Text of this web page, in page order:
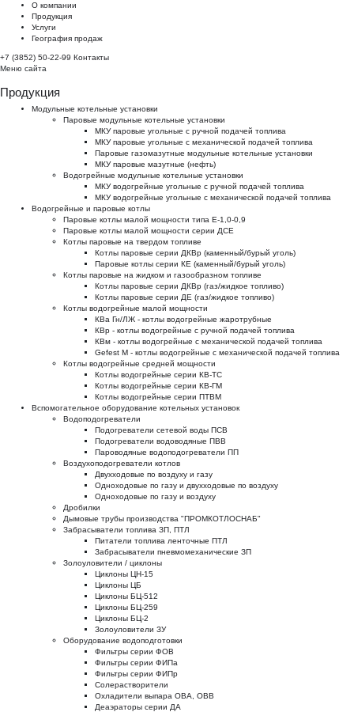
О компании
Продукция
Услуги
География продаж
+7 (3852) 50-22-99 Контакты
Меню сайта
Продукция
Модульные котельные установки
Паровые модульные котельные установки
МКУ паровые угольные с ручной подачей топлива
МКУ паровые угольные с механической подачей топлива
Паровые газомазутные модульные котельные установки
МКУ паровые мазутные (нефть)
Водогрейные модульные котельные установки
МКУ водогрейные угольные с ручной подачей топлива
МКУ водогрейные угольные с механической подачей топлива
Водогрейные и паровые котлы
Паровые котлы малой мощности типа Е-1,0-0,9
Паровые котлы малой мощности серии ДСЕ
Котлы паровые на твердом топливе
Котлы паровые серии ДКВр (каменный/бурый уголь)
Паровые котлы серии КЕ (каменный/бурый уголь)
Котлы паровые на жидком и газообразном топливе
Котлы паровые серии ДКВр (газ/жидкое топливо)
Котлы паровые серии ДЕ (газ/жидкое топливо)
Котлы водогрейные малой мощности
КВа Гн/ЛЖ - котлы водогрейные жаротрубные
КВр - котлы водогрейные с ручной подачей топлива
КВм - котлы водогрейные с механической подачей топлива
Gefest M - котлы водогрейные с механической подачей топлива
Котлы водогрейные средней мощности
Котлы водогрейные серии КВ-ТС
Котлы водогрейные серии КВ-ГМ
Котлы водогрейные серии ПТВМ
Вспомогательное оборудование котельных установок
Водоподогреватели
Подогреватели сетевой воды ПСВ
Подогреватели водоводяные ПВВ
Пароводяные водоподогреватели ПП
Воздухоподогреватели котлов
Двухходовые по воздуху и газу
Одноходовые по газу и двухходовые по воздуху
Одноходовые по газу и воздуху
Дробилки
Дымовые трубы производства "ПРОМКОТЛОСНАБ"
Забрасыватели топлива ЗП, ПТЛ
Питатели топлива ленточные ПТЛ
Забрасыватели пневмомеханические ЗП
Золоуловители / циклоны
Циклоны ЦН-15
Циклоны ЦБ
Циклоны БЦ-512
Циклоны БЦ-259
Циклоны БЦ-2
Золоуловители ЗУ
Оборудование водоподготовки
Фильтры серии ФОВ
Фильтры серии ФИПа
Фильтры серии ФИПр
Солерастворители
Охладители выпара ОВА, ОВВ
Деаэраторы серии ДА